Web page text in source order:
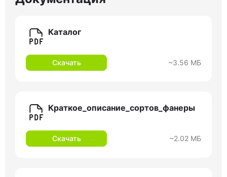
Каталог
Скачать ~3.56 МБ
Краткое_описание_сортов_фанеры
Скачать ~2.02 МБ